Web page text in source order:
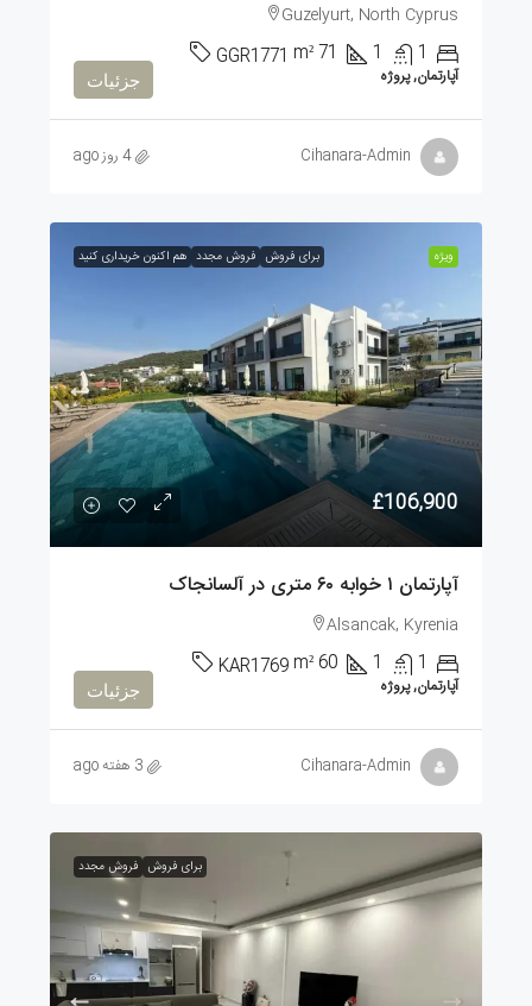
Guzelyurt, North Cyprus
1
1
71
m²
GGR1771
آپارتمان, پروژه جزئیات
Cihanara-Admin 4 روز ago
ویژه برای فروش فروش مجدد هم اکنون خریداری کنید
£106,900
آپارتمان ۱ خوابه ۶۰ متری در آلسانجاک
Alsancak, Kyrenia
1
1
60
m²
KAR1769
آپارتمان, پروژه جزئیات
Cihanara-Admin 3 هفته ago
برای فروش فروش مجدد